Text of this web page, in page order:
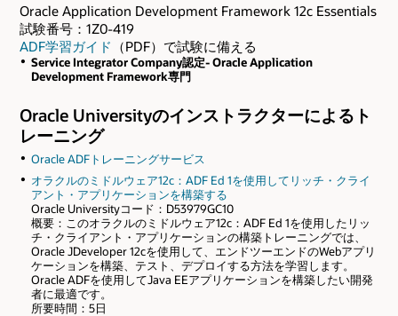
Oracle Application Development Framework 12c Essentials
試験番号：1Z0-419
ADF学習ガイド （PDF）で試験に備える
Service Integrator Company認定- Oracle Application
Development Framework専門
Oracle Universityのインストラクターによるト
レーニング
Oracle ADFトレーニングサービス
オラクルのミドルウェア12c：ADF Ed 1を使用してリッチ・クライ
アント・アプリケーションを構築する
Oracle Universityコード：D53979GC10
概要：このオラクルのミドルウェア12c：ADF Ed 1を使用したリッ
チ・クライアント・アプリケーションの構築トレーニングでは、
Oracle JDeveloper 12cを使用して、エンドツーエンドのWebアプリ
ケーションを構築、テスト、デプロイする方法を学習します。
Oracle ADFを使用してJava EEアプリケーションを構築したい開発
者に最適です。
所要時間：5日